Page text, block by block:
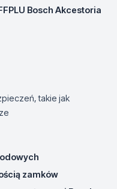
Bosch Akcestoria
takie jak
zamków